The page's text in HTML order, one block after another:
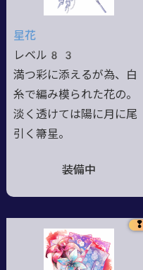
星花
レベル83
満つ彩に添えるが為、白
糸で編み模られた花の。
淡く透けては陽に月に尾
引く箒星。
装備中
❢